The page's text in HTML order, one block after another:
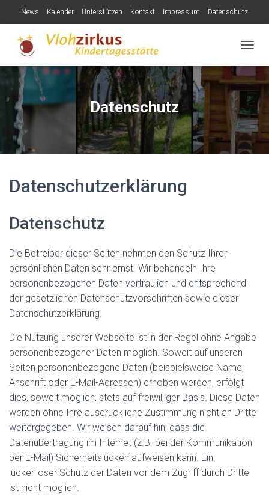
News Kalender Unterstützen Kontakt Impressum Datenschutz
Datenschutz
Datenschutzerklärung
Datenschutz
Die Betreiber dieser Seiten nehmen den Schutz Ihrer
persönlichen Daten sehr ernst. Wir behandeln Ihre
personenbezogenen Daten vertraulich und entsprechend
der gesetzlichen Datenschutzvorschriften sowie dieser
Datenschutzerklärung.
Die Nutzung unserer Webseite ist in der Regel ohne Angabe
personenbezogener Daten möglich. Soweit auf unseren
Seiten personenbezogene Daten (beispielsweise Name,
Anschrift oder E-Mail-Adressen) erhoben werden, erfolgt
dies, soweit möglich, stets auf freiwilliger Basis. Diese Daten
werden ohne Ihre ausdrückliche Zustimmung nicht an Dritte
weitergegeben. Wir weisen darauf hin, dass die
Datenübertragung im Internet (z.B. bei der Kommunikation
per E-Mail) Sicherheitslücken aufweisen kann. Ein
lückenloser Schutz der Daten vor dem Zugriff durch Dritte
ist nicht möglich.